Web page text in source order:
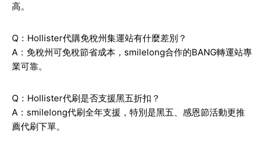
高。
Q：Hollister代購免稅州集運站有什麼差別？
A：免稅州可免稅節省成本，smilelong合作的BANG轉運站專
業可靠。
Q：Hollister代刷是否支援黑五折扣？
A：smilelong代刷全年支援，特別是黑五、感恩節活動更推
薦代刷下單。